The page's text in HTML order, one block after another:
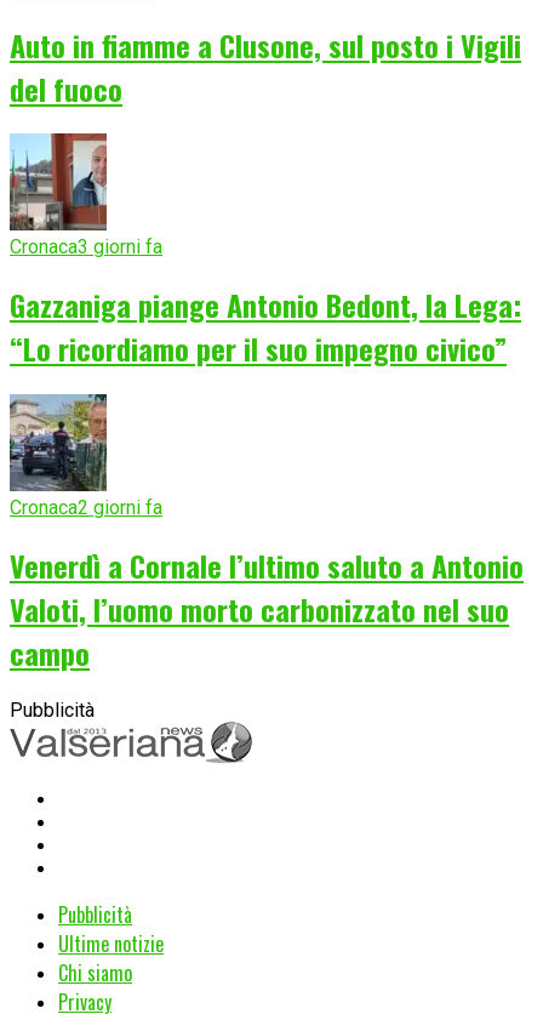
Auto in fiamme a Clusone, sul posto i Vigili
del fuoco
Cronaca3 giorni fa
Gazzaniga piange Antonio Bedont, la Lega:
“Lo ricordiamo per il suo impegno civico”
Cronaca2 giorni fa
Venerdì a Cornale l’ultimo saluto a Antonio
Valoti, l’uomo morto carbonizzato nel suo
campo
Pubblicità
Pubblicità
Ultime notizie
Chi siamo
Privacy